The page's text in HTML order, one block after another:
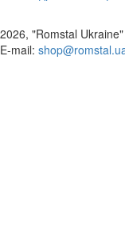
2026, "Romstal Ukraine"
​E-mail: